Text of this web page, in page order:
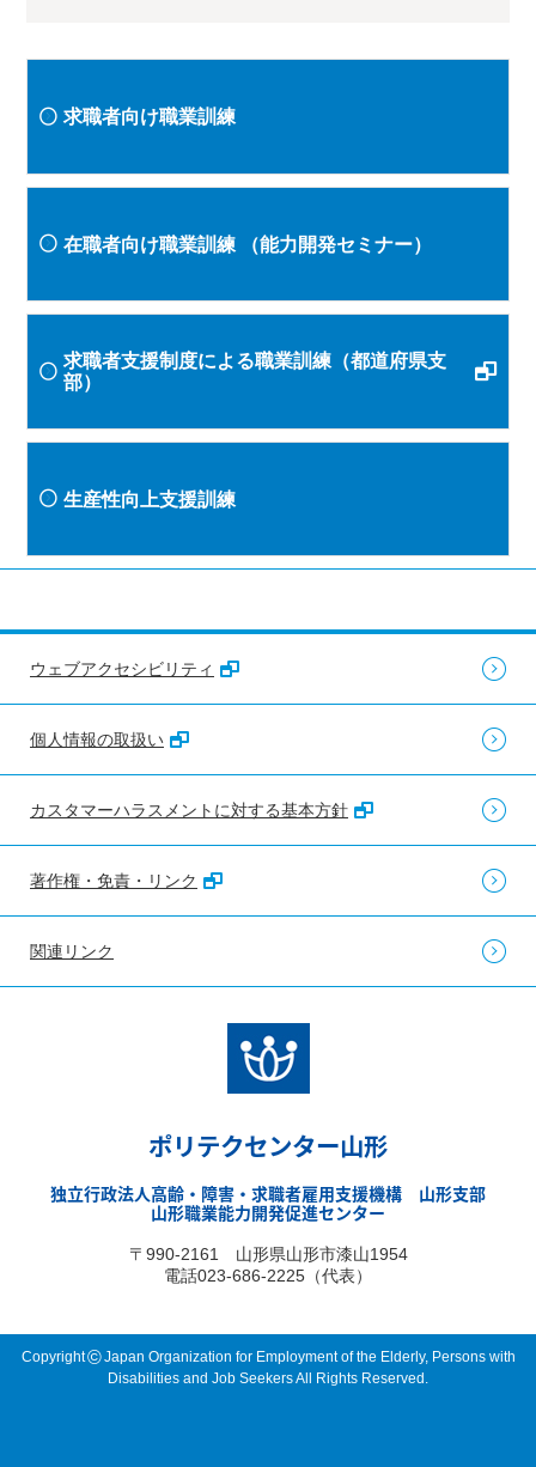
求職者向け職業訓練
在職者向け職業訓練 （能力開発セミナー）
求職者支援制度による職業訓練（都道府県支
部）
生産性向上支援訓練
ウェブアクセシビリティ
個人情報の取扱い
カスタマーハラスメントに対する基本方針
著作権・免責・リンク
関連リンク
ポリテクセンター山形
独立行政法人高齢・障害・求職者雇用支援機構 山形支部
山形職業能力開発促進センター
〒990-2161 山形県山形市漆山1954
電話023-686-2225（代表）
Copyright©Japan Organization for Employment of the Elderly, Persons with
Disabilities and Job Seekers All Rights Reserved.